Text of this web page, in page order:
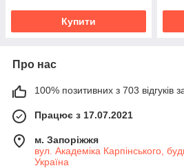
Купити
Про нас
100% позитивних з 703 відгуків
Працює з 17.07.2021
м. Запоріжжя
вул. Академіка Карпінського,
Україна